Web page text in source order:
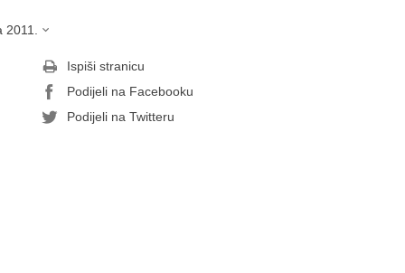
Ispiši stranicu
Podijeli na Facebooku
Podijeli na Twitteru